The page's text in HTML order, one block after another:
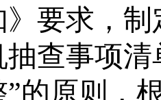
》要求，
抽查事项清
”的原则，